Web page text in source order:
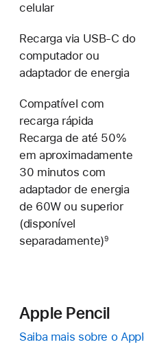
celular
Recarga via USB-C do
computador ou
adaptador de energia
Compatível com
recarga rápida
Recarga de até 50%
em aproximadamente
30 minutos com
adaptador de energia
de 60W ou superior
(disponível
separadamente)9
Apple Pencil
Saiba mais sobre o